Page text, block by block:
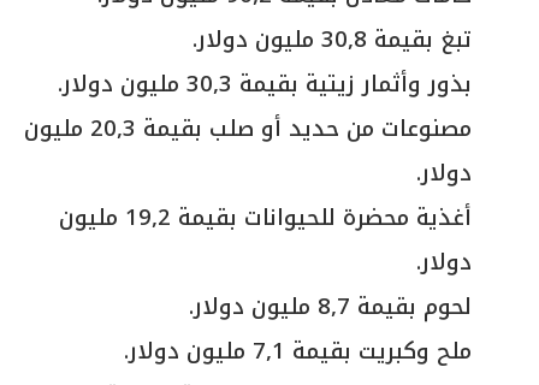
تبغ بقيمة 30,8 مليون دولار.
بذور وأثمار زيتية بقيمة 30,3 مليون دولار.
مصنوعات من حديد أو صلب بقيمة 20,3 مليون
دولار.
أغذية محضرة للحيوانات بقيمة 19,2 مليون
دولار.
لحوم بقيمة 8,7 مليون دولار.
ملح وكبريت بقيمة 7,1 مليون دولار.